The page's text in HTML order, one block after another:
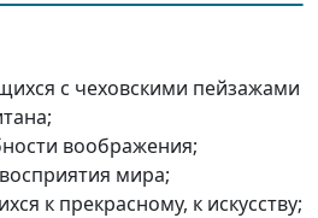
с чеховскими пейзажами
воображения;
мира;
к прекрасному, к искусству;